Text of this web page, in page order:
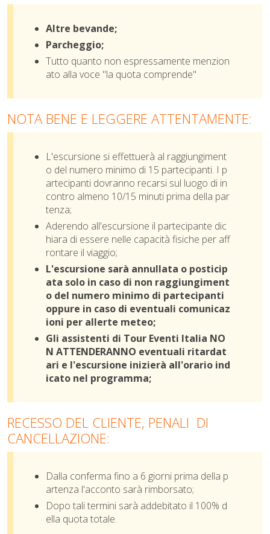
Altre bevande;
Parcheggio;
Tutto quanto non espressamente menzion
ato alla voce "la quota comprende"
NOTA BENE E LEGGERE ATTENTAMENTE:
L'escursione si effettuerà al raggiungiment
o del numero minimo di 15 partecipanti. I p
artecipanti dovranno recarsi sul luogo di in
contro almeno 10/15 minuti prima della par
tenza;
Aderendo all'escursione il partecipante dic
hiara di essere nelle capacità fisiche per aff
rontare il viaggio;
L'escursione sarà annullata o posticip
ata solo in caso di non raggiungiment
o del numero minimo di partecipanti
oppure in caso di eventuali comunicaz
ioni per allerte meteo;
Gli assistenti di Tour Eventi Italia NO
N ATTENDERANNO eventuali ritardat
ari e l'escursione inizierà all'orario ind
icato nel programma;
RECESSO DEL CLIENTE, PENALI DI
CANCELLAZIONE:
Dalla conferma fino a 6 giorni prima della p
artenza l'acconto sarà rimborsato;
Dopo tali termini sarà addebitato il 100% d
ella quota totale.